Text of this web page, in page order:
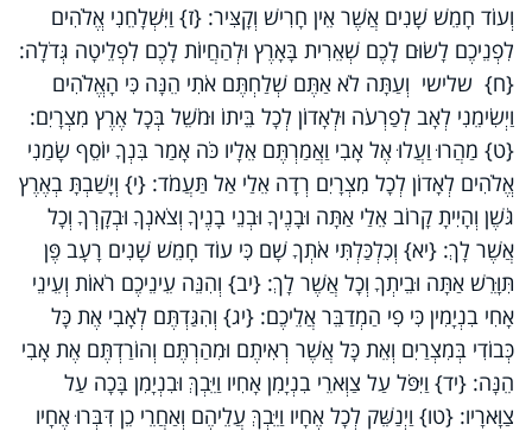
וְעוֹד חָמֵשׁ שָׁנִים אֲשֶׁר אֵין חָרִישׁ וְקָצִּיר: {ז} וַיִּשְׁלָחֵנִי אֱלֹהִים
לִפְנֵיכֶם לָשׂוּם לָכֶם שְׁאֵרִית בָּאָרֶץ וּלְהַחֲיוֹת לָכֶם לִפְלֵיטָה גְּדֹלָה:
{ח} שלישי וְעַתָּה לֹא אַתֶּם שְׁלַחְתֶּם אֹתִי הֵנָּה כִּי הָאֱלֹהִים
וַיְשִׂימֵנִי לְאָב לְפַרְעֹה וּלְאָדוֹן לְכָל בֵּיתוֹ וּמֹשֵׁל בְּכָל אֶרֶץ מִצְרָיִם:
{ט} מַהֲרוּ וַעֲלוּ אֶל אָבִי וַאֲמַרְתֶּם אֵלָיו כֹּה אָמַר בִּנְךָ יוֹסֵף שָׂמַנִי
אֱלֹהִים לְאָדוֹן לְכָל מִצְרָיִם רְדָה אֵלַי אַל תַּעֲמֹד: {י} וְיָשַׁבְתָּ בְאֶרֶץ
גֹּשֶׁן וְהָיִיתָ קָרוֹב אֵלַי אַתָּה וּבָנֶיךָ וּבְנֵי בָנֶיךָ וְצֹאנְךָ וּבְקָרְךָ וְכָל
אֲשֶׁר לָךְ: {יא} וְכִלְכַּלְתִּי אֹתְךָ שָׁם כִּי עוֹד חָמֵשׁ שָׁנִים רָעָב פֶּן
תִּוָּרֵשׁ אַתָּה וּבֵיתְךָ וְכָל אֲשֶׁר לָךְ: {יב} וְהִנֵּה עֵינֵיכֶם רֹאוֹת וְעֵינֵי
אָחִי בִנְיָמִין כִּי פִי הַמְדַבֵּר אֲלֵיכֶם: {יג} וְהִגַּדְתֶּם לְאָבִי אֶת כָּל
כְּבוֹדִי בְּמִצְרַיִם וְאֵת כָּל אֲשֶׁר רְאִיתֶם וּמִהַרְתֶּם וְהוֹרַדְתֶּם אֶת אָבִי
הֵנָּה: {יד} וַיִּפֹּל עַל צַוְּארֵי בִנְיָמִן אָחִיו וַיֵּבְךְּ וּבִנְיָמִן בָּכָה עַל
צַוָּארָיו: {טו} וַיְנַשֵּׁק לְכָל אֶחָיו וַיֵּבְךְּ עֲלֵיהֶם וְאַחֲרֵי כֵן דִּבְּרוּ אֶחָיו